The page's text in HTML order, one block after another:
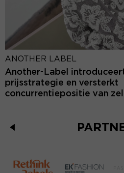
ANOTHER LABEL
Another-Label
prijsstrategie en versterkt
concurrentiepositie van